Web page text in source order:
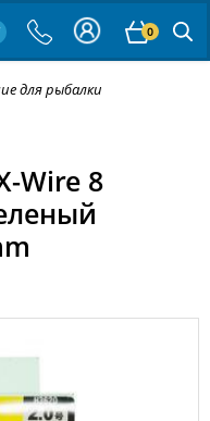
0
для рыбалки
Wire 8